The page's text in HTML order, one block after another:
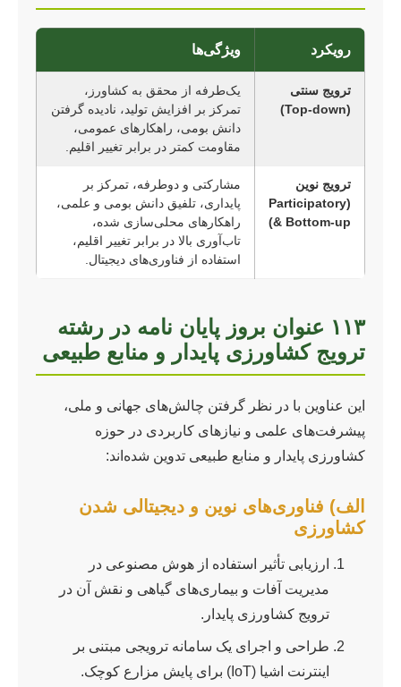
رویکرد ویژگی‌ها
ترویج سنتی
(Top-down)
یک‌طرفه از محقق به کشاورز،
تمرکز بر افزایش تولید، نادیده گرفتن
دانش بومی، راهکارهای عمومی،
مقاومت کمتر در برابر تغییر اقلیم.
ترویج نوین
(Participatory
& Bottom-up)
مشارکتی و دوطرفه، تمرکز بر
پایداری، تلفیق دانش بومی و علمی،
راهکارهای محلی‌سازی شده،
تاب‌آوری بالا در برابر تغییر اقلیم،
استفاده از فناوری‌های دیجیتال.
۱۱۳ عنوان بروز پایان نامه در رشته
ترویج کشاورزی پایدار و منابع طبیعی
این عناوین با در نظر گرفتن چالش‌های جهانی و ملی،
پیشرفت‌های علمی و نیازهای کاربردی در حوزه
کشاورزی پایدار و منابع طبیعی تدوین شده‌اند:
الف) فناوری‌های نوین و دیجیتالی شدن
کشاورزی
ارزیابی تأثیر استفاده از هوش مصنوعی در
مدیریت آفات و بیماری‌های گیاهی و نقش آن در
ترویج کشاورزی پایدار.
طراحی و اجرای یک سامانه ترویجی مبتنی بر
اینترنت اشیا (IoT) برای پایش مزارع کوچک.